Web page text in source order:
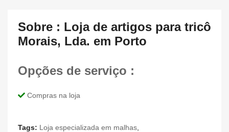
Sobre : Loja de artigos para tricô
Morais, Lda. em Porto
Opções de serviço :
Compras na loja
Tags: Loja especializada em malhas